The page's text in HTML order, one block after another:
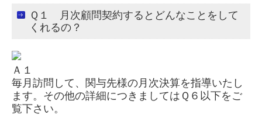
料金について
早期経営改善計画の策定支援
Ｑ１ 月次顧問契約するとどんなことをして
くれるの？
Ａ１
毎月訪問して、関与先様の月次決算を指導いたし
ます。その他の詳細につきましてはＱ６以下をご
覧下さい。